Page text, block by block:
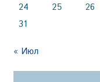
24
25 26
31
« Июл